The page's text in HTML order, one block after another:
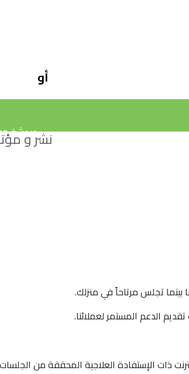
أو
WhatsApp دردشة
نشر و
بينما تجلس مرتاحاً في منزلك.
الدعم المستمر لعملائنا.
ذات الإستفادة العلاجية المحققة من